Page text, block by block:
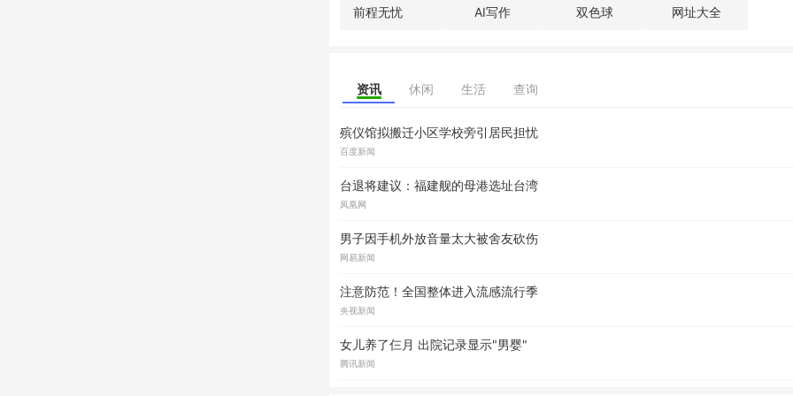
前程无忧 AI写作 双色球 网址大全
资讯 休闲 生活 查询
殡仪馆拟搬迁小区学校旁引居民担忧
百度新闻
台退将建议：福建舰的母港选址台湾
凤凰网
男子因手机外放音量太大被舍友砍伤
网易新闻
注意防范！全国整体进入流感流行季
央视新闻
女儿养了仨月 出院记录显示"男婴"
腾讯新闻